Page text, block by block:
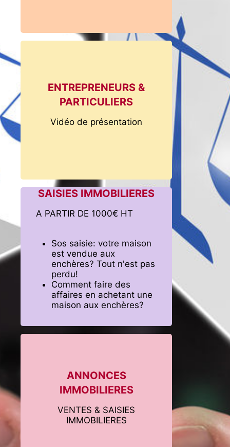
ENTREPRENEURS &
PARTICULIERS
Vidéo de présentation
SAISIES IMMOBILIERES
A PARTIR DE 1000€ HT
Sos saisie: votre maison
est vendue aux
enchères? Tout n'est pas
perdu!
Comment faire des
affaires en achetant une
maison aux enchères?
ANNONCES
IMMOBILIERES
VENTES & SAISIES
IMMOBILIERES